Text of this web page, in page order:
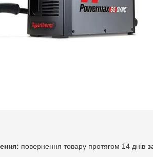
повернення товару протягом 14 днів